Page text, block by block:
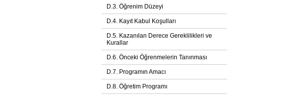
D.3. Öğrenim Düzeyi
D.4. Kayıt Kabul Koşulları
D.5. Kazanılan Derece Gereklilikleri ve
Kurallar
D.6. Önceki Öğrenmelerin Tanınması
D.7. Programın Amacı
D.8. Öğretim Programı